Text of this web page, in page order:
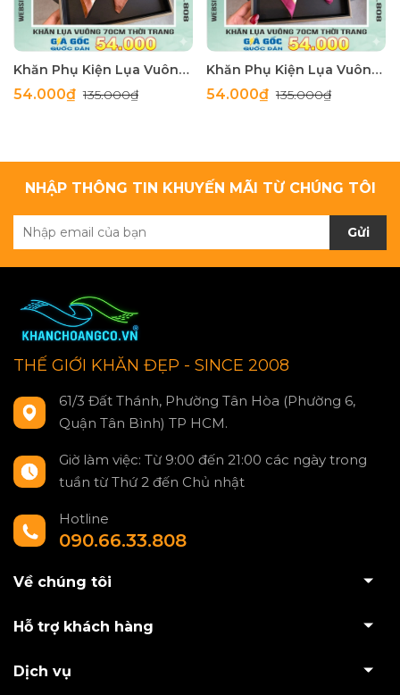
Khăn Phụ Kiện Lụa Vuông 70cm - Thế Giới Khăn Đẹp C1062_4
54.000₫135.000₫
Khăn Phụ Kiện Lụa Vuông 70cm - Thế Giới Khăn Đẹp C1062_3
54.000₫135.000₫
NHẬP THÔNG TIN KHUYẾN MÃI TỪ CHÚNG TÔI
Gửi
THẾ GIỚI KHĂN ĐẸP - SINCE 2008
61/3 Đất Thánh, Phường Tân Hòa (Phường 6,
Quận Tân Bình) TP HCM.
Giờ làm việc: Từ 9:00 đến 21:00 các ngày trong
tuần từ Thứ 2 đến Chủ nhật
Hotline
090.66.33.808
Về chúng tôi
Hỗ trợ khách hàng
Dịch vụ